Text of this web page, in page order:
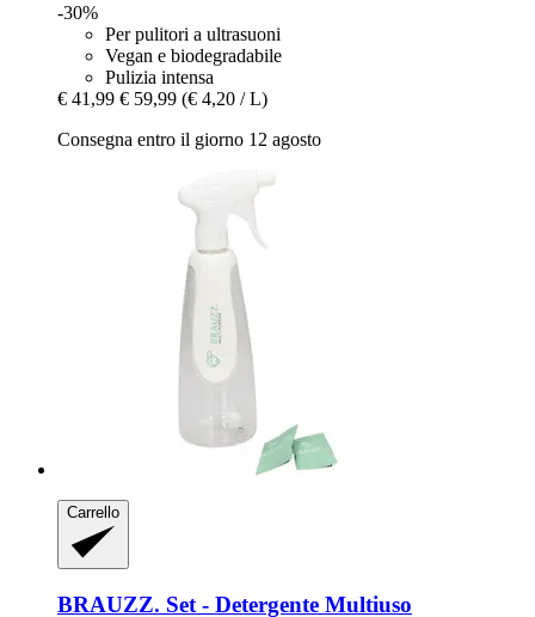
-30%
Per pulitori a ultrasuoni
Vegan e biodegradabile
Pulizia intensa
€ 41,99 € 59,99 (€ 4,20 / L)
Consegna entro il giorno 12 agosto
Carrello
BRAUZZ. Set -​ Detergente Multiuso